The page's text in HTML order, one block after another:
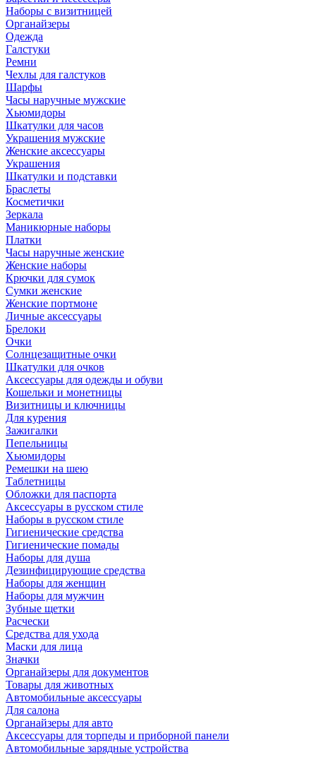
Наборы с визитницей
Органайзеры
Одежда
Галстуки
Ремни
Чехлы для галстуков
Шарфы
Часы наручные мужские
Хьюмидоры
Шкатулки для часов
Украшения мужские
Женские аксессуары
Украшения
Шкатулки и подставки
Браслеты
Косметички
Зеркала
Маникюрные наборы
Платки
Часы наручные женские
Женские наборы
Крючки для сумок
Сумки женские
Женские портмоне
Личные аксессуары
Брелоки
Очки
Солнцезащитные очки
Шкатулки для очков
Аксессуары для одежды и обуви
Кошельки и монетницы
Визитницы и ключницы
Для курения
Зажигалки
Пепельницы
Хьюмидоры
Ремешки на шею
Таблетницы
Обложки для паспорта
Аксессуары в русском стиле
Наборы в русском стиле
Гигиенические средства
Гигиенические помады
Наборы для душа
Дезинфицирующие средства
Наборы для женщин
Наборы для мужчин
Зубные щетки
Расчески
Средства для ухода
Маски для лица
Значки
Органайзеры для документов
Товары для животных
Автомобильные аксессуары
Для салона
Органайзеры для авто
Аксессуары для торпеды и приборной панели
Автомобильные зарядные устройства